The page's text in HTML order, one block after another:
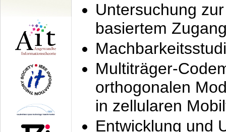
Untersuchung
basiertem
Multiträger-
orthogonalen
in zellularen
Entwicklung und